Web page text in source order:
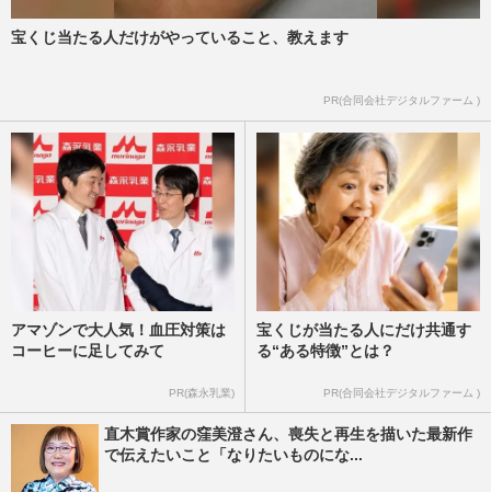
宝くじ当たる人だけがやっていること、教えます
PR(合同会社デジタルファーム )
アマゾンで大人気！血圧対策は
コーヒーに足してみて
PR(森永乳業)
宝くじが当たる人にだけ共通す
る“ある特徴”とは？
PR(合同会社デジタルファーム )
直木賞作家の窪美澄さん、喪失と再生を描いた最新作
で伝えたいこと「なりたいものにな...